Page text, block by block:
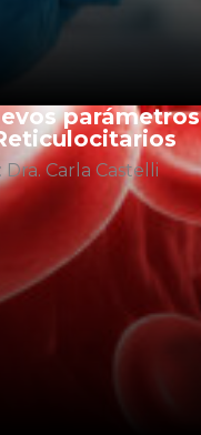
parámetros
Dra. Carla Castelli